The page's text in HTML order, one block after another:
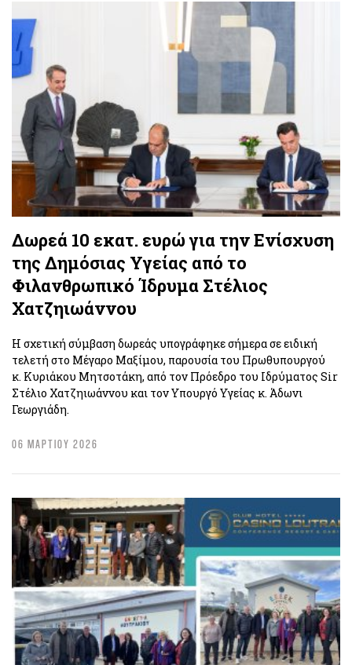
Δωρεά 10 εκατ. ευρώ για την Ενίσχυση
της Δημόσιας Υγείας από το
Φιλανθρωπικό Ίδρυμα Στέλιος
Χατζηιωάννου
Η σχετική σύμβαση δωρεάς υπογράφηκε σήμερα σε ειδική
τελετή στο Μέγαρο Μαξίμου, παρουσία του Πρωθυπουργού
κ. Κυριάκου Μητσοτάκη, από τον Πρόεδρο του Ιδρύματος Sir
Στέλιο Χατζηιωάννου και τον Υπουργό Υγείας κ. Άδωνι
Γεωργιάδη.
06 ΜΑΡΤΙΟΥ 2026